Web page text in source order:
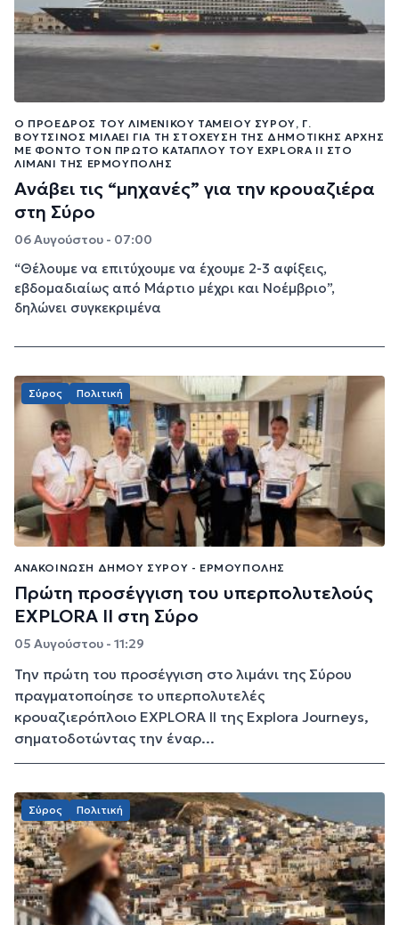
Ο ΠΡΌΕΔΡΟΣ ΤΟΥ ΛΙΜΕΝΙΚΟΎ ΤΑΜΕΊΟΥ ΣΎΡΟΥ, Γ.
ΒΟΥΤΣΊΝΟΣ ΜΙΛΆΕΙ ΓΙΑ ΤΗ ΣΤΌΧΕΥΣΗ ΤΗΣ ΔΗΜΟΤΙΚΉΣ ΑΡΧΉΣ
ΜΕ ΦΌΝΤΟ ΤΟΝ ΠΡΏΤΟ ΚΑΤΆΠΛΟΥ ΤΟΥ EXPLORA II ΣΤΟ
ΛΙΜΆΝΙ ΤΗΣ ΕΡΜΟΎΠΟΛΗΣ
Ανάβει τις “μηχανές” για την κρουαζιέρα
στη Σύρο
06 Αυγούστου - 07:00
“Θέλουμε να επιτύχουμε να έχουμε 2-3 αφίξεις,
εβδομαδιαίως από Μάρτιο μέχρι και Νοέμβριο”,
δηλώνει συγκεκριμένα
Σύρος Πολιτική
ΑΝΑΚΟΊΝΩΣΗ ΔΉΜΟΥ ΣΎΡΟΥ - ΕΡΜΟΎΠΟΛΗΣ
Πρώτη προσέγγιση του υπερπολυτελούς
EXPLORA II στη Σύρο
05 Αυγούστου - 11:29
Την πρώτη του προσέγγιση στο λιμάνι της Σύρου
πραγματοποίησε το υπερπολυτελές
κρουαζιερόπλοιο EXPLORA II της Explora Journeys,
σηματοδοτώντας την έναρ...
Σύρος Πολιτική